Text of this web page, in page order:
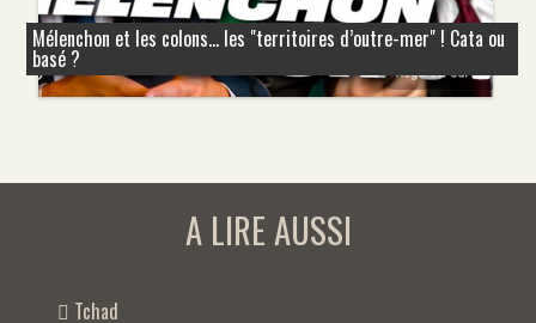
Mélenchon et les colons... les "territoires d’outre-mer" ! Cata ou
basé ?
A LIRE AUSSI
Tchad